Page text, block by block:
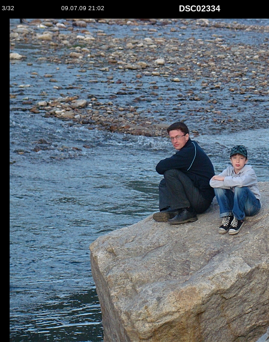
3/32 09.07.09 21:02 DSC02334